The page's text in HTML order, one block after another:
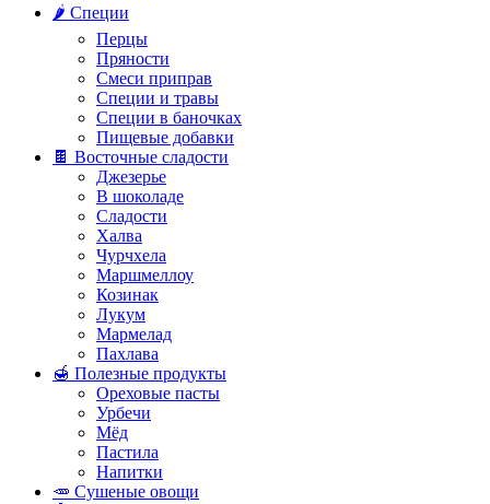
🌶️ Специи
Перцы
Пряности
Смеси приправ
Специи и травы
Специи в баночках
Пищевые добавки
🍫 Восточные сладости
Джезерье
В шоколаде
Сладости
Халва
Чурчхела
Маршмеллоу
Козинак
Лукум
Мармелад
Пахлава
🍯 Полезные продукты
Ореховые пасты
Урбечи
Мёд
Пастила
Напитки
🥕 Сушеные овощи